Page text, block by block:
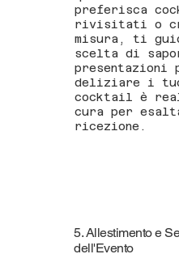
preferisca
rivisitati o
misura, ti
scelta di
presentazioni
deliziare i
cocktail è
cura per
ricezione.
5. Allestimento e
dell'Evento